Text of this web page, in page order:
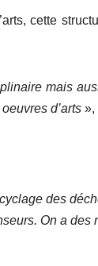
cette
mais
d’arts »,
des
On a des